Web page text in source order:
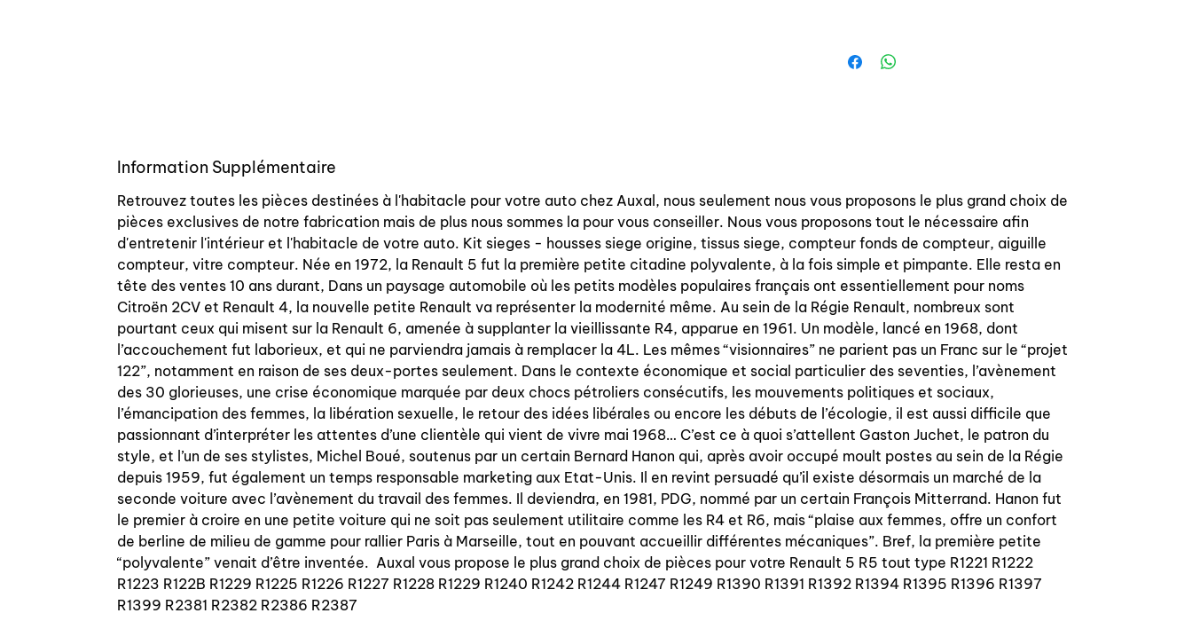
Information Supplémentaire
Retrouvez toutes les pièces destinées à l'habitacle pour votre auto chez Auxal, nous seulement nous vous proposons le plus grand choix de
pièces exclusives de notre fabrication mais de plus nous sommes la pour vous conseiller. Nous vous proposons tout le nécessaire afin
d'entretenir l'intérieur et l'habitacle de votre auto. Kit sieges - housses siege origine, tissus siege, compteur fonds de compteur, aiguille
compteur, vitre compteur. Née en 1972, la Renault 5 fut la première petite citadine polyvalente, à la fois simple et pimpante. Elle resta en
tête des ventes 10 ans durant, Dans un paysage automobile où les petits modèles populaires français ont essentiellement pour noms
Citroën 2CV et Renault 4, la nouvelle petite Renault va représenter la modernité même. Au sein de la Régie Renault, nombreux sont
pourtant ceux qui misent sur la Renault 6, amenée à supplanter la vieillissante R4, apparue en 1961. Un modèle, lancé en 1968, dont
l’accouchement fut laborieux, et qui ne parviendra jamais à remplacer la 4L. Les mêmes “visionnaires” ne parient pas un Franc sur le “projet
122”, notamment en raison de ses deux-portes seulement. Dans le contexte économique et social particulier des seventies, l’avènement
des 30 glorieuses, une crise économique marquée par deux chocs pétroliers consécutifs, les mouvements politiques et sociaux,
l’émancipation des femmes, la libération sexuelle, le retour des idées libérales ou encore les débuts de l’écologie, il est aussi difficile que
passionnant d’interpréter les attentes d’une clientèle qui vient de vivre mai 1968… C’est ce à quoi s’attellent Gaston Juchet, le patron du
style, et l’un de ses stylistes, Michel Boué, soutenus par un certain Bernard Hanon qui, après avoir occupé moult postes au sein de la Régie
depuis 1959, fut également un temps responsable marketing aux Etat-Unis. Il en revint persuadé qu’il existe désormais un marché de la
seconde voiture avec l’avènement du travail des femmes. Il deviendra, en 1981, PDG, nommé par un certain François Mitterrand. Hanon fut
le premier à croire en une petite voiture qui ne soit pas seulement utilitaire comme les R4 et R6, mais “plaise aux femmes, offre un confort
de berline de milieu de gamme pour rallier Paris à Marseille, tout en pouvant accueillir différentes mécaniques”. Bref, la première petite
“polyvalente” venait d’être inventée. Auxal vous propose le plus grand choix de pièces pour votre Renault 5 R5 tout type R1221 R1222
R1223 R122B R1229 R1225 R1226 R1227 R1228 R1229 R1240 R1242 R1244 R1247 R1249 R1390 R1391 R1392 R1394 R1395 R1396 R1397
R1399 R2381 R2382 R2386 R2387